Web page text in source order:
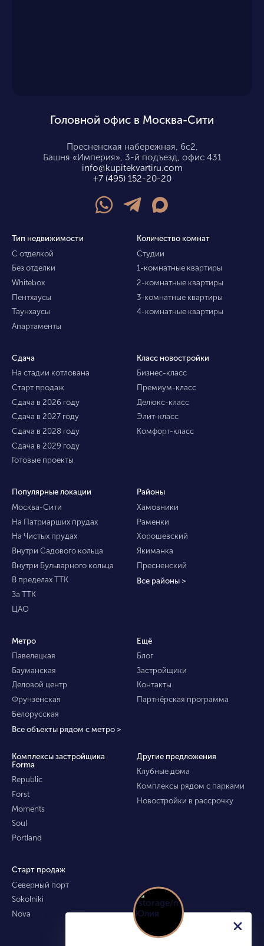
Головной офис в Москва-Сити
Пресненская набережная, 6с2,
Башня «Империя», 3-й подъезд, офис 431
info@kupitekvartiru.com
+7 (495) 152-20-20
Тип недвижимости
С отделкой
Без отделки
Whitebox
Пентхаусы
Таунхаусы
Апартаменты
Количество комнат
Студии
1-комнатные квартиры
2-комнатные квартиры
3-комнатные квартиры
4-комнатные квартиры
Сдача
На стадии котлована
Старт продаж
Сдача в 2026 году
Сдача в 2027 году
Сдача в 2028 году
Сдача в 2029 году
Готовые проекты
Класс новостройки
Бизнес-класс
Премиум-класс
Делюкс-класс
Элит-класс
Комфорт-класс
Популярные локации
Москва-Сити
На Патриарших прудах
На Чистых прудах
Внутри Садового кольца
Внутри Бульварного кольца
В пределах ТТК
За ТТК
ЦАО
Районы
Хамовники
Раменки
Хорошевский
Якиманка
Пресненский
Все районы >
Метро
Павелецкая
Бауманская
Деловой центр
Фрунзенская
Белорусская
Все объекты рядом с метро >
Ещё
Блог
Застройщики
Контакты
Партнёрская программа
Комплексы застройщика
Forma
Republic
Forst
Moments
Soul
Portland
Другие предложения
Клубные дома
Комплексы рядом с парками
Новостройки в рассрочку
Старт продаж
Северный порт
Sokolniki
Nova